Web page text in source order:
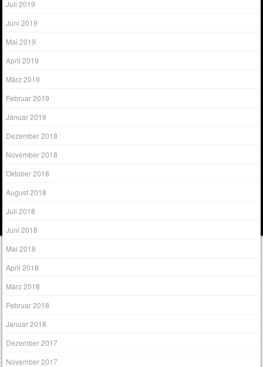
Juli 2019
Juni 2019
Mai 2019
April 2019
März 2019
Februar 2019
Januar 2019
Dezember 2018
November 2018
Oktober 2018
August 2018
Juli 2018
Juni 2018
Mai 2018
April 2018
März 2018
Februar 2018
Januar 2018
Dezember 2017
November 2017